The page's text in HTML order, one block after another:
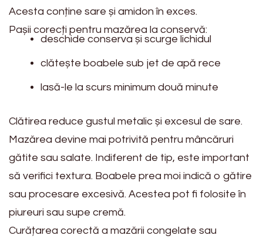
Acesta conține sare și amidon în exces.
Pașii corecți pentru mazărea la conservă:
deschide conserva și scurge lichidul
clătește boabele sub jet de apă rece
lasă-le la scurs minimum două minute
Clătirea reduce gustul metalic și excesul de sare.
Mazărea devine mai potrivită pentru mâncăruri
gătite sau salate. Indiferent de tip, este important
să verifici textura. Boabele prea moi indică o gătire
sau procesare excesivă. Acestea pot fi folosite în
piureuri sau supe cremă.
Curățarea corectă a mazării congelate sau